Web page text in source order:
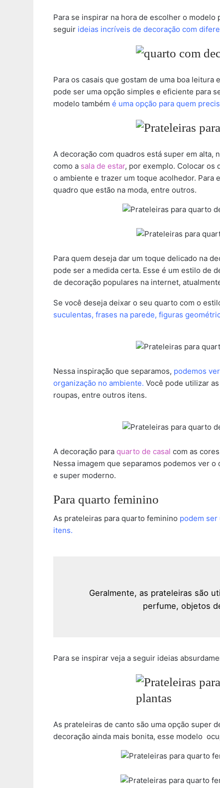
Para se inspirar na hora de escolher o
seguir ideias incríveis de decoração com
Para os casais que gostam de uma boa
pode ser uma opção simples e eficiente para
modelo também é uma opção para quem
A decoração com quadros está super em alta,
como a sala de estar, por exemplo. Colocar os
o ambiente e trazer um toque acolhedor.
quadro que estão na moda, entre outros.
Para quem deseja dar um toque delicado na
pode ser a medida certa. Esse é um estilo de
de decoração populares na internet,
Se você deseja deixar o seu quarto com o
suculentas, frases na parede, figuras
Nessa inspiração que separamos, podemos
organização no ambiente. Você pode utilizar
roupas, entre outros itens.
A decoração para quarto de casal com as
Nessa imagem que separamos podemos ver
e super moderno.
Para quarto feminino
As prateleiras para quarto feminino podem ser
itens.
Geralmente, as prateleiras são
perfume, objetos
Para se inspirar veja a seguir ideias
As prateleiras de canto são uma opção super
decoração ainda mais bonita, esse modelo